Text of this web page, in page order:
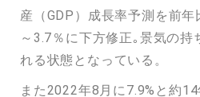
産（GDP）成長率予測を前
～3.7％に下方修正｡景気の持
れる状態となっている。
また2022年8月に7.9%と約